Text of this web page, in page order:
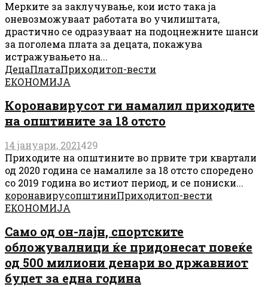
Мерките за заклучување, кои исто така ја
оневозможуваат работата во училиштата,
драстично се одразуваат на подоцнежните шанси
за поголема плата за децата, покажува
истражувањето на...
ДецаПлатаПриходитоп-вести
ЕКОНОМИЈА
Коронавирусот ги намалил приходите
на општините за 18 отсто
14 јануари, 2021429
Приходите на општините во првите три квартали
од 2020 година се намалиле за 18 отсто споредено
со 2019 година во истиот период, и се пониски...
коронавирусопштиниПриходитоп-вести
ЕКОНОМИЈА
Само од он-лајн, спортските
обложувалници ќе придонесат повеќе
од 500 милиони денари во државниот
буџет за една година